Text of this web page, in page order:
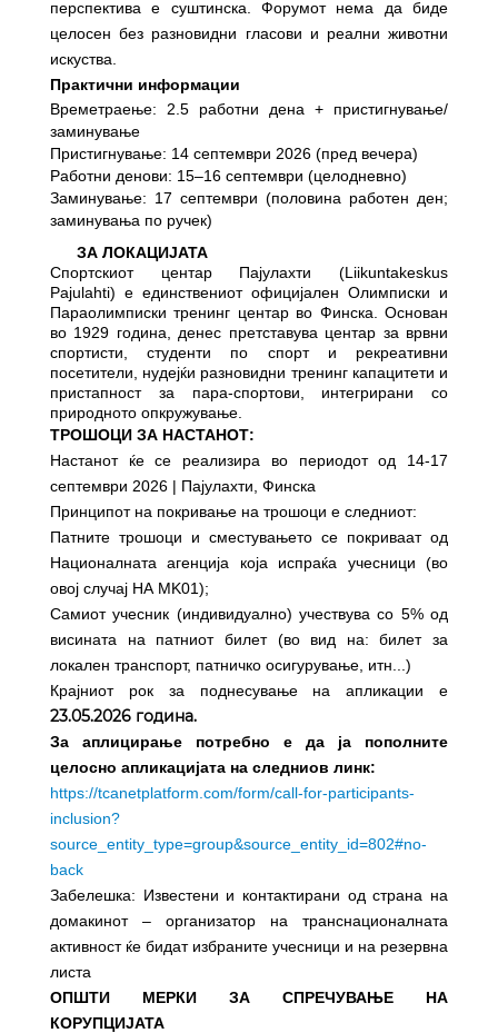
перспектива е суштинска. Форумот нема да биде
целосен без разновидни гласови и реални животни
искуства.
Практични информации
Времетраење: 2.5 работни дена + пристигнување/
заминување
Пристигнување: 14 септември 2026 (пред вечера)
Работни денови: 15–16 септември (целодневно)
Заминување: 17 септември (половина работен ден;
заминувања по ручек)
ЗА ЛОКАЦИЈАТА
Спортскиот центар Пајулахти (Liikuntakeskus
Pajulahti) е единствениот официјален Олимписки и
Параолимписки тренинг центар во Финска. Основан
во 1929 година, денес претставува центар за врвни
спортисти, студенти по спорт и рекреативни
посетители, нудејќи разновидни тренинг капацитети и
пристапност за пара-спортови, интегрирани со
природното опкружување.
ТРОШОЦИ ЗА НАСТАНОТ:
Настанот ќе се реализира во периодот од 14-17
септември 2026 | Пајулахти , Финска
Принципот на покривање на трошоци е следниот:
Патните трошоци и сместувањето се покриваат од
Националната агенција која испраќа учесници (во
овој случај НА MK01);
Самиот учесник (индивидуално) учествува со 5% од
висината на патниот билет (во вид на: билет за
локален транспорт, патничко осигурување, итн...)
Крајниот рок за поднесување на апликации е
23.05.2026 година.
За аплицирање потребно е да ја пополните
целосно апликацијата на следниов линк:
https://tcanetplatform.com/form/call-for-participants-
inclusion?
source_entity_type=group&source_entity_id=802#no-
back
Забелешка: Известени и контактирани од страна на
домакинот – организатор на транснационалната
активност ќе бидат избраните учесници и на резервна
листа
ОПШТИ МЕРКИ ЗА СПРЕЧУВАЊЕ НА
КОРУПЦИЈАТА